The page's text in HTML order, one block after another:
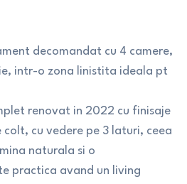
decomandat cu 4 camere,
intr-o zona linistita ideala pt
renovat in 2022 cu finisaje
cu vedere pe 3 laturi, ceea
naturala si o
practica avand un living